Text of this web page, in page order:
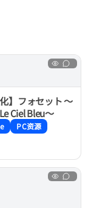
化】フォセット ～
Ciel Bleu～
PC资源